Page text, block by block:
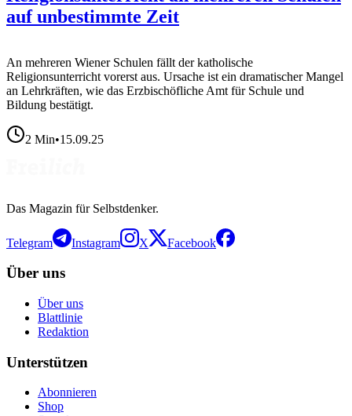
auf unbestimmte Zeit
An mehreren Wiener Schulen fällt der katholische
Religionsunterricht vorerst aus. Ursache ist ein dramatischer Mangel
an Lehrkräften, wie das Erzbischöfliche Amt für Schule und
Bildung bestätigt.
2 Min•15.09.25
Das Magazin für Selbstdenker.
Telegram Instagram X Facebook
Über uns
Über uns
Blattlinie
Redaktion
Unterstützen
Abonnieren
Shop